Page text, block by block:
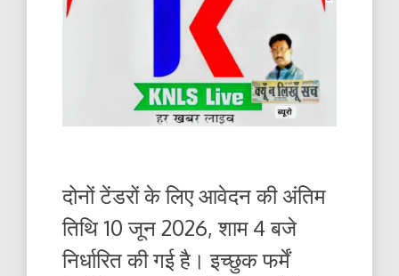
दोनों टेंडरों के लिए आवेदन की अंतिम
तिथि 10 जून 2026, शाम 4 बजे
निर्धारित की गई है। इच्छुक फर्में